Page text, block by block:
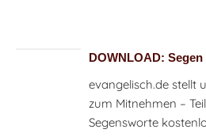
DOWNLOAD:
evangelisch.de stellt
zum Mitnehmen –
Segensworte